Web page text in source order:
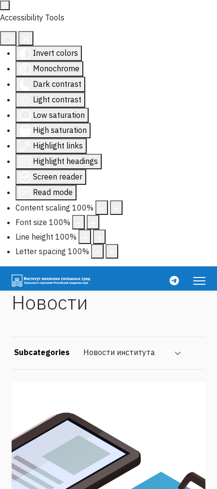
Accessibility Tools
Invert colors
Monochrome
Dark contrast
Light contrast
Low saturation
High saturation
Highlight links
Highlight headings
Screen reader
Read mode
Content scaling 100%
Font size 100%
Line height 100%
Letter spacing 100%
Новости
Subcategories Новости института